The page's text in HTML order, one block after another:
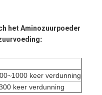
het Aminozuurpoeder
:
keer verdunning
keer verdunning